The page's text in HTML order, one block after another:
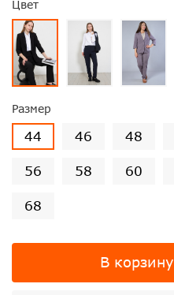
Цвет
Размер
44 46 48
56 58 60
68
В корзину